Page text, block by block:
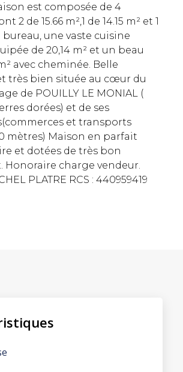
est composée de 4
2 de 15.66 m²,1 de 14.15 m² et 1
bureau, une vaste cuisine
de 20,14 m² et un beau
avec cheminée. Belle
très bien située au cœur du
de POUILLY LE MONIAL (
dorées) et de ses
et transports
mètres) Maison en parfait
et dotées de très bon
Honoraire charge vendeur.
PLATRE RCS : 440959419